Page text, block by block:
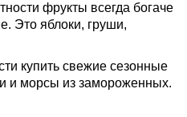
фрукты всегда богаче
Это яблоки, груши,
купить свежие сезонные
и морсы из замороженных.